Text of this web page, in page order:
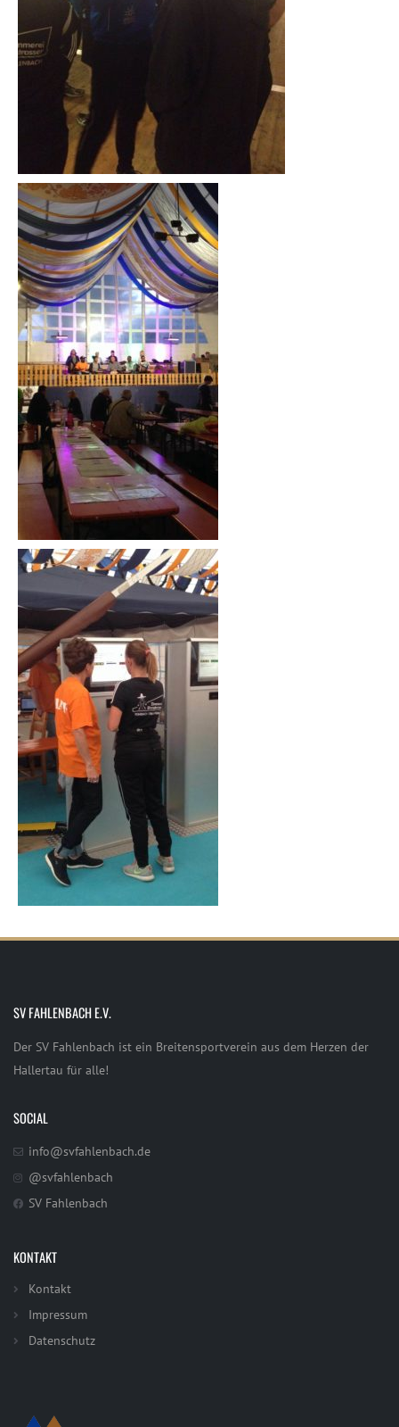
SV FAHLENBACH E.V.
Der SV Fahlenbach ist ein Breitensportverein aus dem Herzen der
Hallertau für alle!
SOCIAL
info@svfahlenbach.de
@svfahlenbach
SV Fahlenbach
KONTAKT
Kontakt
Impressum
Datenschutz